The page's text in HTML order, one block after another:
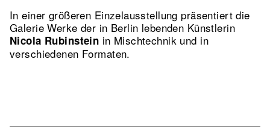
In einer größeren Einzelausstellung präsentiert die
Galerie Werke der in Berlin lebenden Künstlerin
Nicola Rubinstein in Mischtechnik und in
verschiedenen Formaten.